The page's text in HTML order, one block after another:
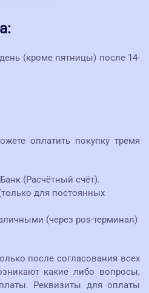
(кроме пятницы) после 14-
оплатить покупку тремя
(Расчётный счёт).
для постоянных
(через pos-терминал)
после согласования всех
какие либо вопросы,
Реквизиты для оплаты